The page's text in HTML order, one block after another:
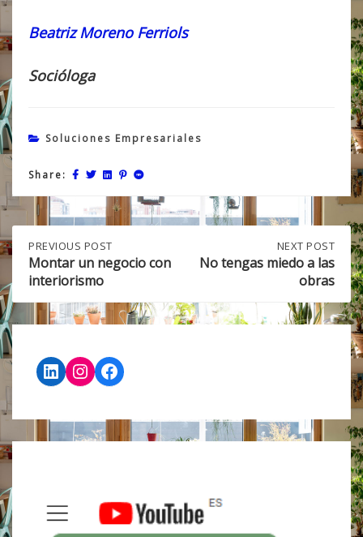
Beatriz Moreno Ferriols
Socióloga
Soluciones Empresariales
Share:
Post
navigation
PREVIOUS
POST:
MONTAR
UN
NEGOCIO
CON
PREVIOUS POST
Montar un negocio con
interiorismo
POST:
MIEDO
A
NEXT POST
No tengas miedo a las
obras
LinkedIn
Instagram
Facebook